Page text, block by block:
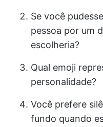
Se você
pessoa por um
escolheria?
Qual emoji
personalidade?
Você prefere
fundo quando